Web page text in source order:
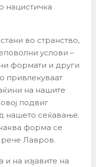
нацистичка
во странство,
услови –
формати и други
привлекуваат
на нашите
подвиг
нашето сеќавање.
форма се
Лавров.
на изјавите на